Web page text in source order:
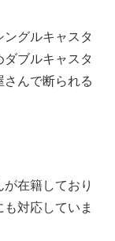
ングルキャスタ
ダブルキャスタ
んで断られる
在籍しており
対応していま